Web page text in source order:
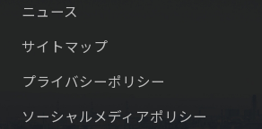
ニュース
サイトマップ
プライバシーポリシー
ソーシャルメディアポリシー